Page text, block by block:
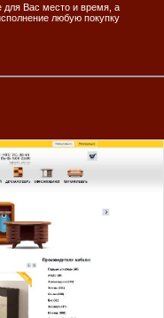
для Вас место и время, а
любую покупку